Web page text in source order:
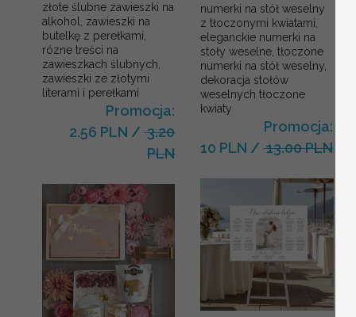
złote ślubne zawieszki na
alkohol, zawieszki na
butelkę z perełkami,
rózne treści na
zawieszkach ślubnych,
zawieszki ze złotymi
literami i perełkami
Promocja:
2.56 PLN /3.20
PLN
numerki na stół weselny
z tłoczonymi kwiatami,
eleganckie numerki na
stoły weselne, tłoczone
numerki na stół weselny,
dekoracja stołów
weselnych tłoczone
kwiaty
Promocja:
10 PLN /13.00 PLN